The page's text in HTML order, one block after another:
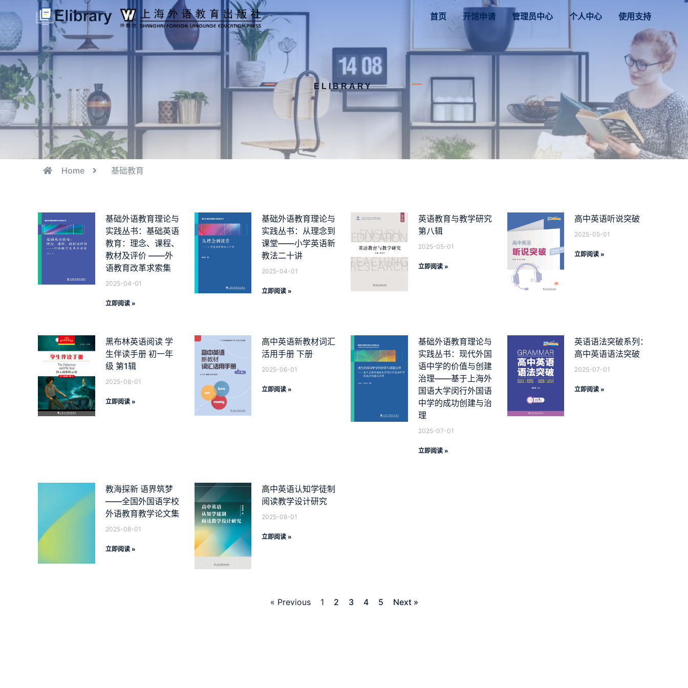
首页 开馆申请 管理员中心 个人中心 使用支持
ELIBRARY
Home 基础教育
基础外语教育理论与
实践丛书：基础英语
教育：理念、课程、
教材及评价 ——外
语教育改革求索集
2025-04-01
立即阅读 »
基础外语教育理论与
实践丛书：从理念到
课堂——小学英语新
教法二十讲
2025-04-01
立即阅读 »
英语教育与教学研究
第八辑
2025-05-01
立即阅读 »
高中英语听说突破
2025-05-01
立即阅读 »
黑布林英语阅读 学
生伴读手册 初一年
级 第1辑
2025-06-01
立即阅读 »
高中英语新教材词汇
活用手册 下册
2025-06-01
立即阅读 »
基础外语教育理论与
实践丛书：现代外国
语中学的价值与创建
治理——基于上海外
国语大学闵行外国语
中学的成功创建与治
理
2025-07-01
立即阅读 »
英语语法突破系列：
高中英语语法突破
2025-07-01
立即阅读 »
教海探新 语界筑梦
——全国外国语学校
外语教育教学论文集
2025-08-01
立即阅读 »
高中英语认知学徒制
阅读教学设计研究
2025-08-01
立即阅读 »
« Previous 1 2 3 4 5 Next »